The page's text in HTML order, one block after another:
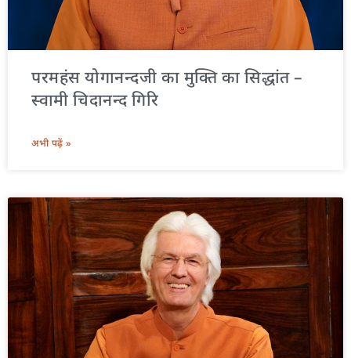
परमहंस योगानन्दजी का मुक्ति का सिद्धांत –
स्वामी चिदानन्द गिरि
अभी पढ़ें »